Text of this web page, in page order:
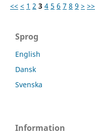
<< < 1 2 3 4 5 6 7 8 9 > >>
Sprog
English
Dansk
Svenska
Information